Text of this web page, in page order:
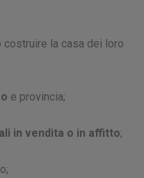
costruire la casa dei loro
e provincia;
in vendita o in affitto;